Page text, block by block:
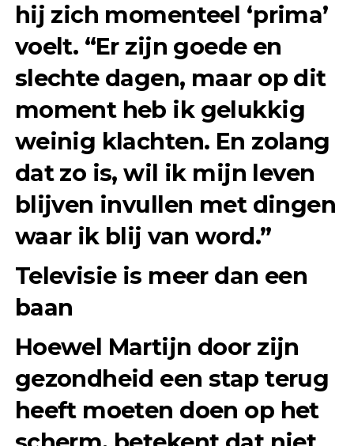
hij zich momenteel ‘prima’
voelt. “Er zijn goede en
slechte dagen, maar op dit
moment heb ik gelukkig
weinig klachten. En zolang
dat zo is, wil ik mijn leven
blijven invullen met dingen
waar ik blij van word.”
Televisie is meer dan een
baan
Hoewel Martijn door zijn
gezondheid een stap terug
heeft moeten doen op het